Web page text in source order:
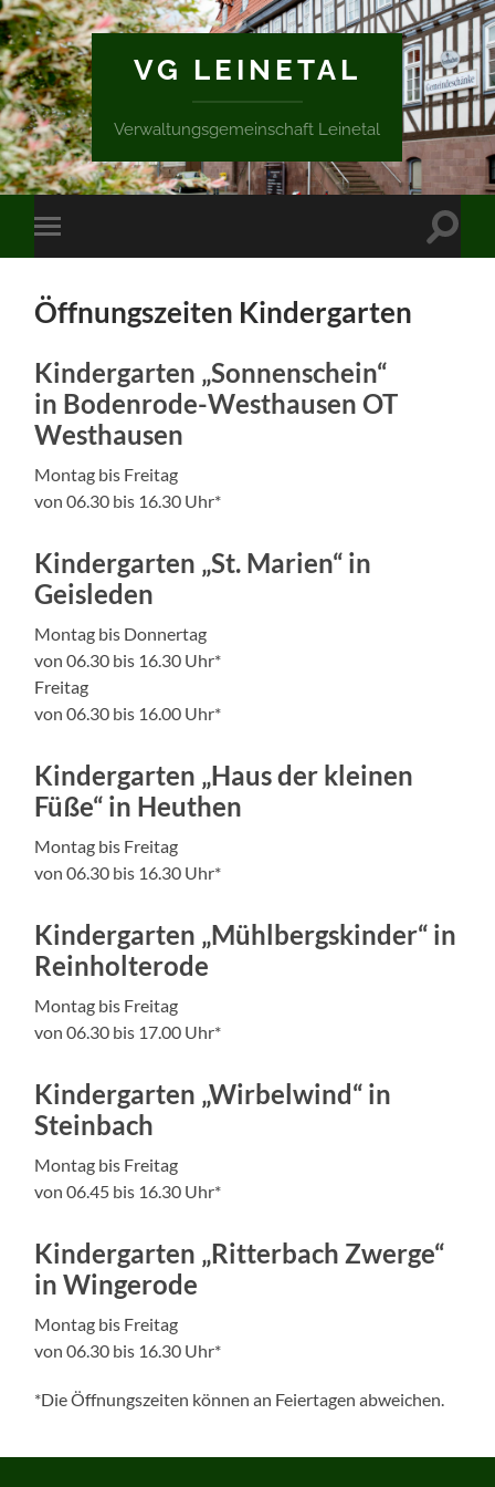
VG LEINETAL
Verwaltungsgemeinschaft Leinetal
Mobile-
Menü
Öffnungszeiten Kindergarten
Kindergarten „Sonnenschein“
in Bodenrode-Westhausen OT
Westhausen
Montag bis Freitag
von 06.30 bis 16.30 Uhr*
Kindergarten „St. Marien“ in
Geisleden
Montag bis Donnertag
von 06.30 bis 16.30 Uhr*
Freitag
von 06.30 bis 16.00 Uhr*
Kindergarten „Haus der kleinen
Füße“ in Heuthen
Montag bis Freitag
von 06.30 bis 16.30 Uhr*
Kindergarten „Mühlbergskinder“ in
Reinholterode
Montag bis Freitag
von 06.30 bis 17.00 Uhr*
Kindergarten „Wirbelwind“ in
Steinbach
Montag bis Freitag
von 06.45 bis 16.30 Uhr*
Kindergarten „Ritterbach Zwerge“
in Wingerode
Montag bis Freitag
von 06.30 bis 16.30 Uhr*
*Die Öffnungszeiten können an Feiertagen abweichen.